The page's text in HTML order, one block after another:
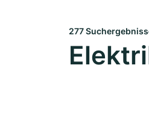
277